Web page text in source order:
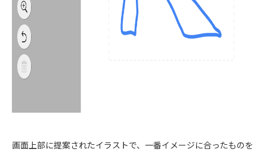
画面上部に提案されたイラストで、一番イメージに合ったものを